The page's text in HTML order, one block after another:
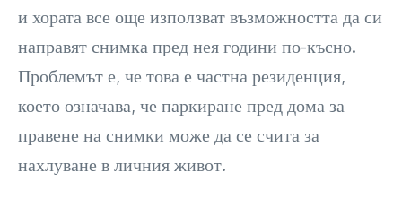
и хората все още използват възможността да си
направят снимка пред нея години по-късно.
Проблемът е, че това е частна резиденция,
което означава, че паркиране пред дома за
правене на снимки може да се счита за
нахлуване в личния живот.